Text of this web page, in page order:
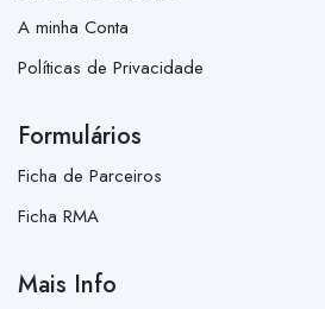
A minha Conta
Políticas de Privacidade
Formulários
Ficha de Parceiros
Ficha RMA
Mais Info